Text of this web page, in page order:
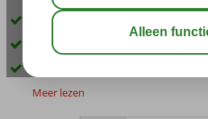
Ligt aan het langste strand van Turkije
Garant voor een fijne vakantie
Meer lezen